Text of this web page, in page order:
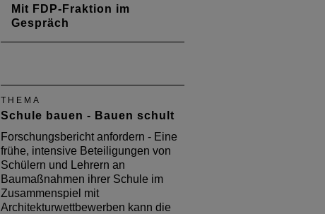
Mit FDP-Fraktion im
Gespräch
Senzer, zu einem ersten
berufspolitischen Austausch.
THEMA
Schule bauen - Bauen schult
Forschungsbericht anfordern - Eine
frühe, intensive Beteiligungen von
Schülern und Lehrern an
Baumaßnahmen ihrer Schule im
Zusammenspiel mit
Architekturwettbewerben kann die